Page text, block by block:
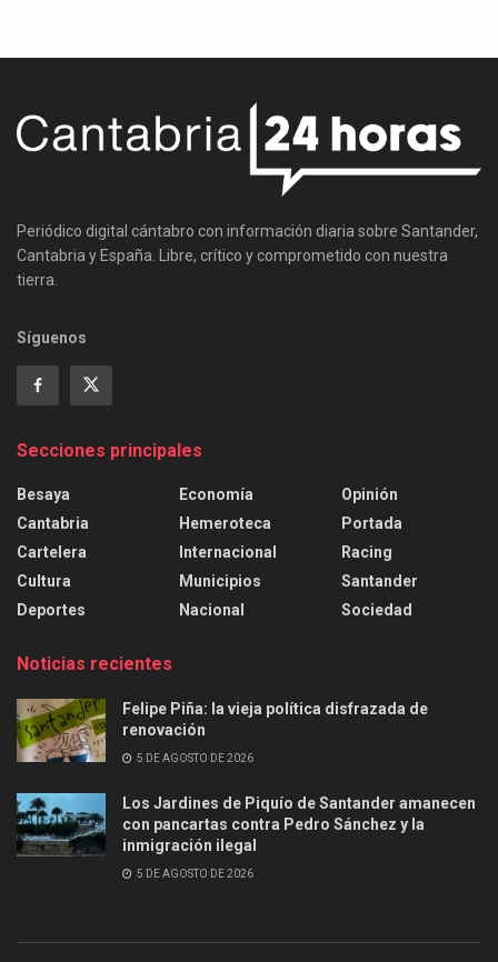
Periódico digital cántabro con información diaria sobre Santander,
Cantabria y España. Libre, crítico y comprometido con nuestra
tierra.
Síguenos
Secciones principales
Besaya
Cantabria
Cartelera
Cultura
Deportes
Economía
Hemeroteca
Internacional
Municipios
Nacional
Opinión
Portada
Racing
Santander
Sociedad
Noticias recientes
Felipe Piña: la vieja política disfrazada de
renovación
5 DE AGOSTO DE 2026
Los Jardines de Piquío de Santander amanecen
con pancartas contra Pedro Sánchez y la
inmigración ilegal
5 DE AGOSTO DE 2026